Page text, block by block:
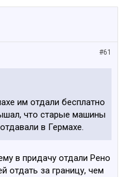
#61
им отдали бесплатно
что старые машины
в Гермахе.
в придачу отдали Рено
отдать за границу, чем